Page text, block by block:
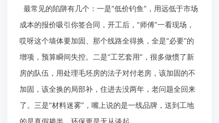
最常见的陷阱有几个：一是“低价钓鱼”，用远低于市场
成本的报价吸引你签合同，开工后，“师傅”一看现场，
哎呀这个墙体要加固、那个线路全得换，全是“必要”的
增项，预算瞬间失控。二是“工艺套用”，很多做惯了新
房的队伍，用处理毛坯房的法子对付老房，该加固的不
加固，该全换的局部补，住进去没两年，老问题全回来
了。三是“材料迷雾”，嘴上说的是一线品牌，送到工地